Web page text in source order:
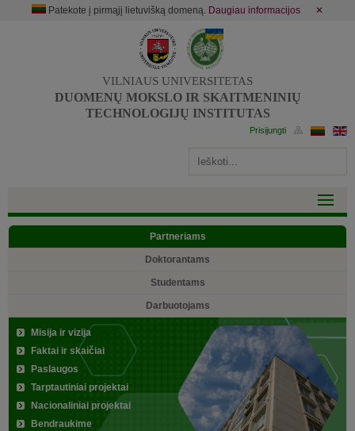
Patekote į pirmąjį lietuvišką domeną. Daugiau informacijos ✕
VILNIAUS UNIVERSITETAS
DUOMENŲ MOKSLO IR SKAITMENINIŲ
TECHNOLOGIJŲ INSTITUTAS
Misija ir vizija
Faktai ir skaičiai
Paslaugos
Tarptautiniai projektai
Nacionaliniai projektai
Bendraukime
Partneriams
Doktorantams
Studentams
Darbuotojams